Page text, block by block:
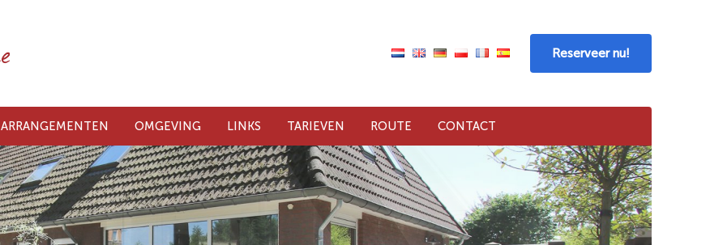
Reserveer nu!
ARRANGEMENTEN OMGEVING LINKS TARIEVEN ROUTE CONTACT